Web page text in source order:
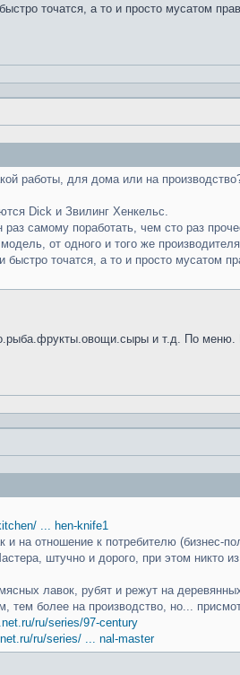
точатся, а то и просто мусатом
работы, для дома или на
Dick и Звилинг Хенкельс.
самому поработать, чем сто раз
от одного и того же
быстро точатся, а то и просто мусатом
и т.д. По
... hen-knife1
на отношение к потребителю (бизнес-
штучно и дорого, при этом никто
лавок, рубят и режут на
тем более на производство, но...
ru/series/97-century
ru/series/ ... nal-master